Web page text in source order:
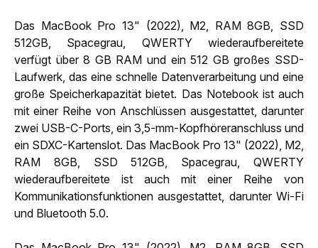
Das MacBook Pro 13" (2022), M2, RAM 8GB, SSD
512GB, Spacegrau, QWERTY wiederaufbereitete
verfügt über 8 GB RAM und ein 512 GB großes SSD-
Laufwerk, das eine schnelle Datenverarbeitung und eine
große Speicherkapazität bietet. Das Notebook ist auch
mit einer Reihe von Anschlüssen ausgestattet, darunter
zwei USB-C-Ports, ein 3,5-mm-Kopfhöreranschluss und
ein SDXC-Kartenslot. Das MacBook Pro 13" (2022), M2,
RAM 8GB, SSD 512GB, Spacegrau, QWERTY
wiederaufbereitete ist auch mit einer Reihe von
Kommunikationsfunktionen ausgestattet, darunter Wi-Fi
und Bluetooth 5.0.